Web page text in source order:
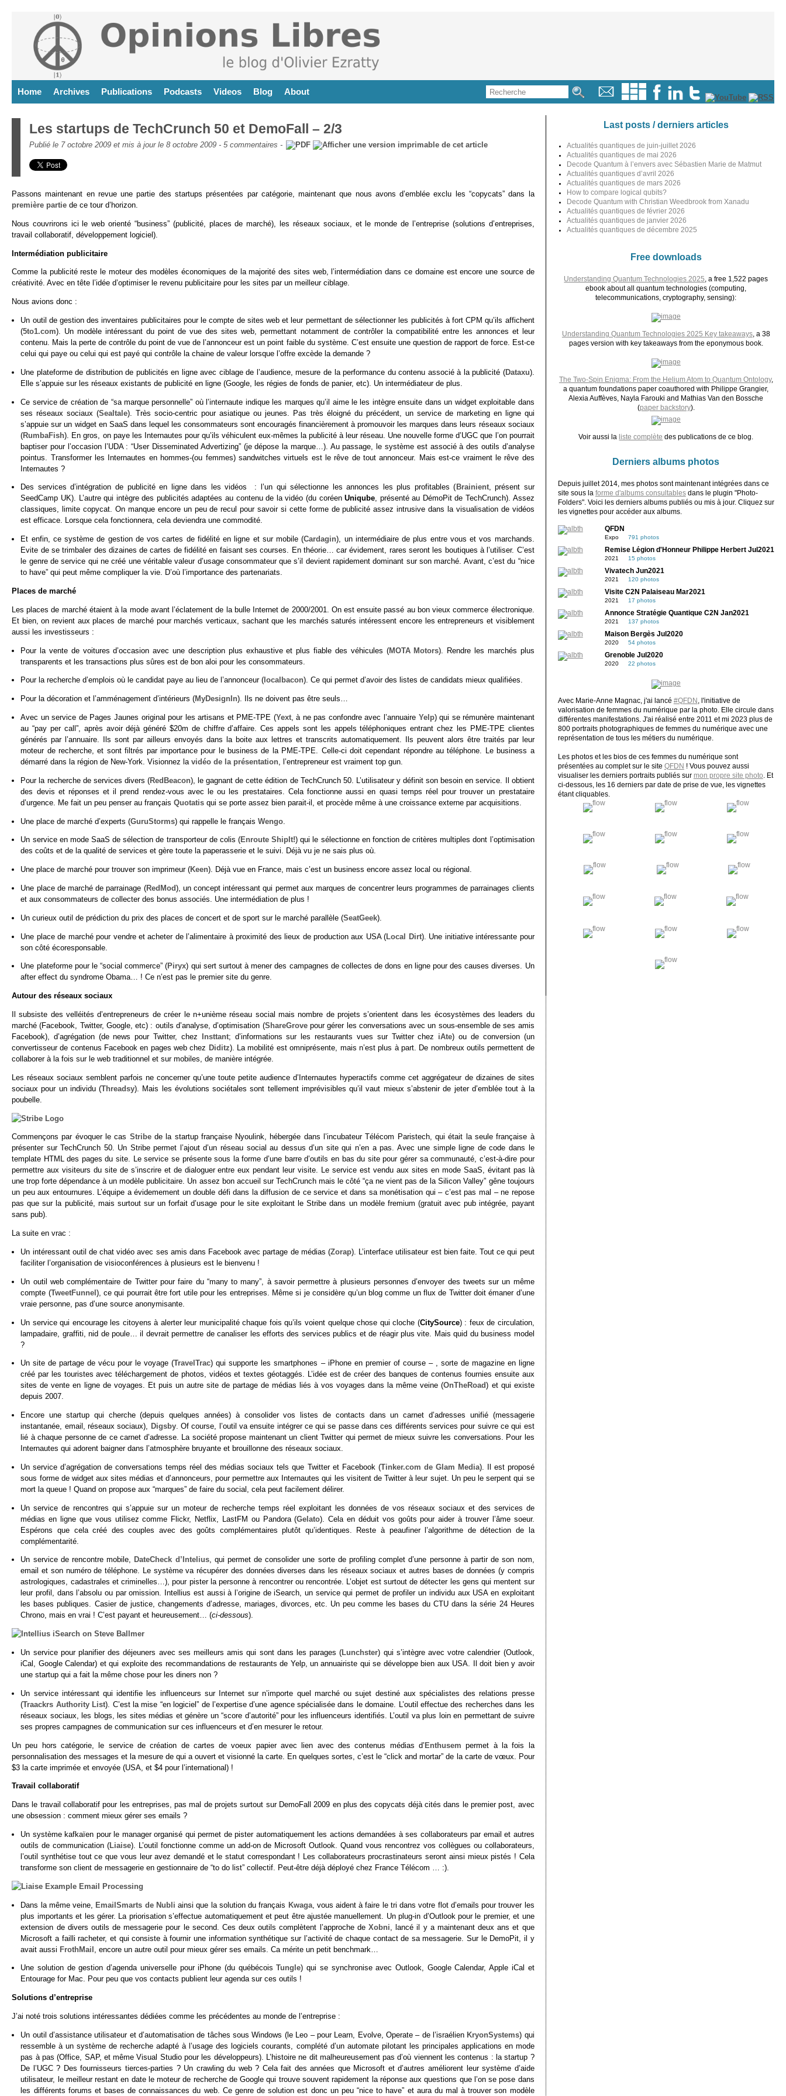
Home Archives Publications Podcasts Videos Blog About
Les startups de TechCrunch 50 et DemoFall – 2/3
Publié le 7 octobre 2009 et mis à jour le 8 octobre 2009 - 5 commentaires -
Passons maintenant en revue une partie des startups présentées par catégorie, maintenant que nous avons d’emblée exclu les “copycats” dans la
première partie de ce tour d’horizon.
Nous couvrirons ici le web orienté “business” (publicité, places de marché), les réseaux sociaux, et le monde de l’entreprise (solutions d’entreprises,
travail collaboratif, développement logiciel).
Intermédiation publicitaire
Comme la publicité reste le moteur des modèles économiques de la majorité des sites web, l’intermédiation dans ce domaine est encore une source de
créativité. Avec en tête l’idée d’optimiser le revenu publicitaire pour les sites par un meilleur ciblage.
Nous avions donc :
Un outil de gestion des inventaires publicitaires pour le compte de sites web et leur permettant de sélectionner les publicités à fort CPM qu’ils affichent
(5to1.com). Un modèle intéressant du point de vue des sites web, permettant notamment de contrôler la compatibilité entre les annonces et leur
contenu. Mais la perte de contrôle du point de vue de l’annonceur est un point faible du système. C’est ensuite une question de rapport de force. Est-ce
celui qui paye ou celui qui est payé qui contrôle la chaine de valeur lorsque l’offre excède la demande ?
Une plateforme de distribution de publicités en ligne avec ciblage de l’audience, mesure de la performance du contenu associé à la publicité (Dataxu).
Elle s’appuie sur les réseaux existants de publicité en ligne (Google, les régies de fonds de panier, etc). Un intermédiateur de plus.
Ce service de création de “sa marque personnelle” où l’internaute indique les marques qu’il aime le les intègre ensuite dans un widget exploitable dans
ses réseaux sociaux (Sealtale). Très socio-centric pour asiatique ou jeunes. Pas très éloigné du précédent, un service de marketing en ligne qui
s’appuie sur un widget en SaaS dans lequel les consommateurs sont encouragés financièrement à promouvoir les marques dans leurs réseaux sociaux
(RumbaFish). En gros, on paye les Internautes pour qu’ils véhiculent eux-mêmes la publicité à leur réseau. Une nouvelle forme d’UGC que l’on pourrait
baptiser pour l’occasion l’UDA : “User Disseminated Advertizing” (je dépose la marque…). Au passage, le système est associé à des outils d’analyse
pointus. Transformer les Internautes en hommes-(ou femmes) sandwitches virtuels est le rêve de tout annonceur. Mais est-ce vraiment le rêve des
Internautes ?
Des services d’intégration de publicité en ligne dans les vidéos : l’un qui sélectionne les annonces les plus profitables ( Brainient, présent sur
SeedCamp UK). L’autre qui intègre des publicités adaptées au contenu de la vidéo (du coréenUniqube, présenté au DémoPit de TechCrunch). Assez
classiques, limite copycat. On manque encore un peu de recul pour savoir si cette forme de publicité assez intrusive dans la visualisation de vidéos
est efficace. Lorsque cela fonctionnera, cela deviendra une commodité.
Et enfin, ce système de gestion de vos cartes de fidélité en ligne et sur mobile (Cardagin), un intermédiaire de plus entre vous et vos marchands.
Evite de se trimbaler des dizaines de cartes de fidélité en faisant ses courses. En théorie… car évidement, rares seront les boutiques à l’utiliser. C’est
le genre de service qui ne créé une véritable valeur d’usage consommateur que s’il devient rapidement dominant sur son marché. Avant, c’est du “nice
to have” qui peut même compliquer la vie. D’où l’importance des partenariats.
Places de marché
Les places de marché étaient à la mode avant l’éclatement de la bulle Internet de 2000/2001. On est ensuite passé au bon vieux commerce électronique.
Et bien, on revient aux places de marché pour marchés verticaux, sachant que les marchés saturés intéressent encore les entrepreneurs et visiblement
aussi les investisseurs :
Pour la vente de voitures d’occasion avec une description plus exhaustive et plus fiable des véhicules (MOTA Motors). Rendre les marchés plus
transparents et les transactions plus sûres est de bon aloi pour les consommateurs.
Pour la recherche d’emplois où le candidat paye au lieu de l’annonceur ( localbacon). Ce qui permet d’avoir des listes de candidats mieux qualifiées.
Pour la décoration et l’amménagement d’intérieurs (MyDesignIn). Ils ne doivent pas être seuls…
Avec un service de Pages Jaunes original pour les artisans et PME-TPE (Yext, à ne pas confondre avec l’annuaire Yelp) qui se rémunère maintenant
au “pay per call”, après avoir déjà généré $20m de chiffre d’affaire. Ces appels sont les appels téléphoniques entrant chez les PME-TPE clientes
générés par l’annuaire. Ils sont par ailleurs envoyés dans la boite aux lettres et transcrits automatiquement. Ils peuvent alors être traités par leur
moteur de recherche, et sont filtrés par importance pour le business de la PME-TPE. Celle-ci doit cependant répondre au téléphone. Le business a
démarré dans la région de New-York. Visionnez lavidéo de la présentation , l’entrepreneur est vraiment top gun.
Pour la recherche de services divers (RedBeacon), le gagnant de cette édition de TechCrunch 50. L’utilisateur y définit son besoin en service. Il obtient
des devis et réponses et il prend rendez-vous avec le ou les prestataires. Cela fonctionne aussi en quasi temps réel pour trouver un prestataire
d’urgence. Me fait un peu penser au françaisQuotatis qui se porte assez bien parait-il, et procède même à une croissance externe par acquisitions.
Une place de marché d’experts (GuruStorms) qui rappelle le françaisWengo
Un service en mode SaaS de sélection de transporteur de colis (Enroute ShipIt!) qui le sélectionne en fonction de critères multiples dont l’optimisation
des coûts et de la qualité de services et gère toute la paperasserie et le suivi. Déjà vu je ne sais plus où.
Une place de marché pour trouver son imprimeur (Keen). Déjà vue en France, mais c’est un business encore assez local ou régional.
Une place de marché de parrainage (RedMod), un concept intéressant qui permet aux marques de concentrer leurs programmes de parrainages clients
et aux consommateurs de collecter des bonus associés. Une intermédiation de plus !
Un curieux outil de prédiction du prix des places de concert et de sport sur le marché parallèle (SeatGeek).
Une place de marché pour vendre et acheter de l’alimentaire à proximité des lieux de production aux USA (Local Dirt). Une initiative intéressante pour
son côté écoresponsable.
Une plateforme pour le “social commerce” (Piryx) qui sert surtout à mener des campagnes de collectes de dons en ligne pour des causes diverses. Un
after effect du syndrome Obama… ! Ce n’est pas le premier site du genre.
Autour des réseaux sociaux
Il subsiste des velléités d’entrepreneurs de créer le n+unième réseau social mais nombre de projets s’orientent dans les écosystèmes des leaders du
marché (Facebook, Twitter, Google, etc) : outils d’analyse, d’optimisation (ShareGrovepour gérer les conversations avec un sous-ensemble de ses amis
Facebook), d’agrégation (de news pour Twitter, chez
Insttant; d’informations sur les restaurants vues sur Twitter chez iAte) ou de conversion (un
convertisseur de contenus Facebook en pages web chez Diditz). La mobilité est omniprésente, mais n’est plus à part. De nombreux outils permettent de
collaborer à la fois sur le web traditionnel et sur mobiles, de manière intégrée.
Les réseaux sociaux semblent parfois ne concerner qu’une toute petite audience d’Internautes hyperactifs comme cet aggrégateur de dizaines de sites
sociaux pour un individu (Threadsy). Mais les évolutions sociétales sont tellement imprévisibles qu’il vaut mieux s’abstenir de jeter d’emblée tout à la
poubelle.
Commençons par évoquer le cas Stribede la startup française Nyoulink, hébergée dans l’incubateur Télécom Paristech, qui était la seule française à
présenter sur TechCrunch 50. Un Stribe permet l’ajout d’un réseau social au dessus d’un site qui n’en a pas. Avec une simple ligne de code dans le
template HTML des pages du site. Le service se présente sous la forme d’une barre d’outils en bas du site pour gérer sa communauté, c’est-à-dire pour
permettre aux visiteurs du site de s’inscrire et de dialoguer entre eux pendant leur visite. Le service est vendu aux sites en mode SaaS, évitant pas là
une trop forte dépendance à un modèle publicitaire. Un assez bon accueil sur TechCrunch mais le côté “ça ne vient pas de la Silicon Valley” gêne toujours
un peu aux entournures. L’équipe a évidemement un double défi dans la diffusion de ce service et dans sa monétisation qui – c’est pas mal – ne repose
pas que sur la publicité, mais surtout sur un forfait d’usage pour le site exploitant le Stribe dans un modèle fremium (gratuit avec pub intégrée, payant
sans pub).
La suite en vrac :
Un intéressant outil de chat vidéo avec ses amis dans Facebook avec partage de médias (Zorap). L’interface utilisateur est bien faite. Tout ce qui peut
faciliter l’organisation de visioconférences à plusieurs est le bienvenu !
Un outil web complémentaire de Twitter pour faire du “many to many”, à savoir permettre à plusieurs personnes d’envoyer des tweets sur un même
compte (TweetFunnel), ce qui pourrait être fort utile pour les entreprises. Même si je considère qu’un blog comme un flux de Twitter doit émaner d’une
vraie personne, pas d’une source anonymisante.
Un service qui encourage les citoyens à alerter leur municipalité chaque fois qu’ils voient quelque chose qui cloche (CitySource) : feux de circulation,
lampadaire, graffiti, nid de poule… il devrait permettre de canaliser les efforts des services publics et de réagir plus vite. Mais quid du business model
?
Un site de partage de vécu pour le voyage (TravelTrac) qui supporte les smartphones – iPhone en premier of course – , sorte de magazine en ligne
créé par les touristes avec téléchargement de photos, vidéos et textes géotaggés. L’idée est de créer des banques de contenus fournies ensuite aux
sites de vente en ligne de voyages. Et puis un autre site de partage de médias liés à vos voyages dans la même veine (OnTheRoad) et qui existe
depuis 2007.
Encore une startup qui cherche (depuis quelques années) à consolider vos listes de contacts dans un carnet d’adresses unifié (messagerie
instantanée, email, réseaux sociaux), Digsby. Of course, l’outil va ensuite intégrer ce qui se passe dans ces différents services pour suivre ce qui est
lié à chaque personne de ce carnet d’adresse. La société propose maintenant un client Twitter qui permet de mieux suivre les conversations. Pour les
Internautes qui adorent baigner dans l’atmosphère bruyante et brouillonne des réseaux sociaux.
Un service d’agrégation de conversations temps réel des médias sociaux tels que Twitter et Facebook (Tinker.com de Glam Media). Il est proposé
sous forme de widget aux sites médias et d’annonceurs, pour permettre aux Internautes qui les visitent de Twitter à leur sujet. Un peu le serpent qui se
mort la queue ! Quand on propose aux “marques” de faire du social, cela peut facilement délirer.
Un service de rencontres qui s’appuie sur un moteur de recherche temps réel exploitant les données de vos réseaux sociaux et des services de
médias en ligne que vous utilisez comme Flickr, Netflix, LastFM ou Pandora (Gelato). Cela en déduit vos goûts pour aider à trouver l’âme soeur.
Espérons que cela créé des couples avec des goûts complémentaires plutôt qu’identiques. Reste à peaufiner l’algorithme de détection de la
complémentarité.
Un service de rencontre mobile, DateCheck d’Intelius, qui permet de consolider une sorte de profiling complet d’une personne à partir de son nom,
email et son numéro de téléphone. Le système va récupérer des données diverses dans les réseaux sociaux et autres bases de données (y compris
astrologiques, cadastrales et criminelles…), pour pister la personne à rencontrer ou rencontrée. L’objet est surtout de détecter les gens qui mentent sur
leur profil, dans l’absolu ou par omission. Intellius est aussi à l’origine de iSearch, un service qui permet de profiler un individu aux USA en exploitant
les bases publiques. Casier de justice, changements d’adresse, mariages, divorces, etc. Un peu comme les bases du CTU dans la série 24 Heures
Chrono, mais en vrai ! C’est payant et heureusement… (ci-dessous).
Un service pour planifier des déjeuners avec ses meilleurs amis qui sont dans les parages (Lunchster) qui s’intègre avec votre calendrier (Outlook,
iCal, Google Calendar) et qui exploite des recommandations de restaurants de Yelp, un annuairiste qui se développe bien aux USA. Il doit bien y avoir
une startup qui a fait la même chose pour les diners non ?
Un service intéressant qui identifie les influenceurs sur Internet sur n’importe quel marché ou sujet destiné aux spécialistes des relations presse
(Traackrs Authority List). C’est la mise “en logiciel” de l’expertise d’une agence spécialisée dans le domaine. L’outil effectue des recherches dans les
réseaux sociaux, les blogs, les sites médias et génère un “score d’autorité” pour les influenceurs identifiés. L’outil va plus loin en permettant de suivre
ses propres campagnes de communication sur ces influenceurs et d’en mesurer le retour.
Un peu hors catégorie, le service de création de cartes de voeux papier avec lien avec des contenus médias d’Enthusem permet à la fois la
personnalisation des messages et la mesure de qui a ouvert et visionné la carte. En quelques sortes, c’est le “click and mortar” de la carte de vœux. Pour
$3 la carte imprimée et envoyée (USA, et $4 pour l’international) !
Travail collaboratif
Dans le travail collaboratif pour les entreprises, pas mal de projets surtout sur DemoFall 2009 en plus des copycats déjà cités dans le premier post, avec
une obsession : comment mieux gérer ses emails ?
Un système kafkaïen pour le manager organisé qui permet de pister automatiquement les actions demandées à ses collaborateurs par email et autres
outils de communication (Liaise). L’outil fonctionne comme un add-on de Microsoft Outlook. Quand vous rencontrez vos collègues ou collaborateurs,
l’outil synthétise tout ce que vous leur avez demandé et le statut correspondant ! Les collaborateurs procrastinateurs seront ainsi mieux pistés ! Cela
transforme son client de messagerie en gestionnaire de “to do list” collectif. Peut-être déjà déployé chez France Télécom … :).
Dans la même veine, EmailSmarts de Nubli ainsi que la solution du français Kwaga, vous aident à faire le tri dans votre flot d’emails pour trouver les
plus importants et les gérer. La priorisation s’effectue automatiquement et peut être ajustée manuellement. Un plug-in d’Outlook pour le premier, et une
extension de divers outils de messagerie pour le second. Ces deux outils complètent l’approche deXobni , lancé il y a maintenant deux ans et que
Microsoft a failli racheter, et qui consiste à fournir une information synthétique sur l’activité de chaque contact de sa messagerie. Sur le DemoPit, il y
avait aussi FrothMail , encore un autre outil pour mieux gérer ses emails. Ca mérite un petit benchmark…
Une solution de gestion d’agenda universelle pour iPhone (du québécoisTungle) qui se synchronise avec Outlook, Google Calendar, Apple iCal et
Entourage for Mac. Pour peu que vos contacts publient leur agenda sur ces outils !
Solutions d’entreprise
J’ai noté trois solutions intéressantes dédiées comme les précédentes au monde de l’entreprise :
Un outil d’assistance utilisateur et d’automatisation de tâches sous Windows (le Leo – pour Learn, Evolve, Operate – de l’israélien KryonSystems) qui
ressemble à un système de recherche adapté à l’usage des logiciels courants, complété d’un automate pilotant les principales applications en mode
pas à pas (Office, SAP, et même Visual Studio pour les développeurs). L’histoire ne dit malheureusement pas d’où viennent les contenus : la startup ?
De l’UGC ? Des fournisseurs tierces-parties ? Un crawling du web ? Cela fait des années que Microsoft et d’autres améliorent leur système d’aide
utilisateur, le meilleur restant en date le moteur de recherche de Google qui trouve souvent rapidement la réponse aux questions que l’on se pose dans
les différents forums et bases de connaissances du web. Ce genre de solution est donc un peu “nice to have” et aura du mal à trouver son modèle
Last posts / derniers articles
Actualités quantiques de juin-juillet 2026
Actualités quantiques de mai 2026
Decode Quantum à l’envers avec Sébastien Marie de Matmut
Actualités quantiques d’avril 2026
Actualités quantiques de mars 2026
How to compare logical qubits?
Decode Quantum with Christian Weedbrook from Xanadu
Actualités quantiques de février 2026
Actualités quantiques de janvier 2026
Actualités quantiques de décembre 2025
Free downloads
Understanding Quantum Technologies 2025 , a free 1,522 pages
ebook about all quantum technologies (computing,
telecommunications, cryptography, sensing):
Understanding Quantum Technologies 2025 Key takeaways, a 38
pages version with key takeaways from the eponymous book.
The Two-Spin Enigma: From the Helium Atom to Quantum Ontology,
a quantum foundations paper coauthored with Philippe Grangier,
Alexia Auffèves, Nayla Farouki and Mathias Van den Bossche
(paper backstory).
Voir aussi la liste complète des publications de ce blog.
Derniers albums photos
Depuis juillet 2014, mes photos sont maintenant intégrées dans ce
site sous la forme d'albums consultablesdans le plugin "Photo-
Folders". Voici les derniers albums publiés ou mis à jour. Cliquez sur
les vignettes pour accéder aux albums.
QFDN
Expo 791 photos
Remise Légion d'Honneur Philippe Herbert Jul2021
2021 15 photos
Vivatech Jun2021
2021 120 photos
Visite C2N Palaiseau Mar2021
2021 17 photos
Annonce Stratégie Quantique C2N Jan2021
2021 137 photos
Maison Bergès Jul2020
2020 54 photos
Grenoble Jul2020
2020 22 photos
Avec Marie-Anne Magnac, j'ai lancé #QFDN
, l'initiative de
valorisation de femmes du numérique par la photo. Elle circule dans
différentes manifestations. J'ai réalisé entre 2011 et mi 2023 plus de
800 portraits photographiques de femmes du numérique avec une
représentation de tous les métiers du numérique.
Les photos et les bios de ces femmes du numérique sont
présentées au complet sur le site QFDN ! Vous pouvez aussi
visualiser les derniers portraits publiés sur mon propre site photo . Et
ci-dessous, les 16 derniers par date de prise de vue, les vignettes
étant cliquables.